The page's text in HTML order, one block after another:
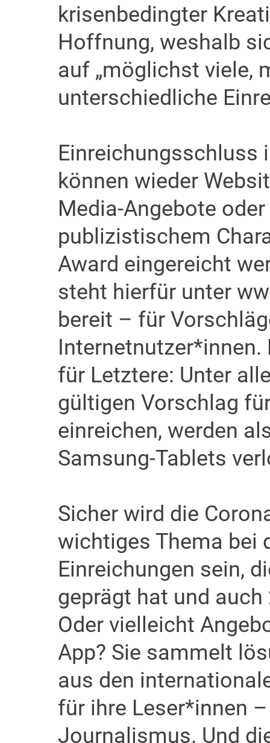
krisenbedingter
Hoffnung, weshalb
auf „möglichst viele,
unterschiedliche
Einreichungsschluss
können wieder
Media-Angebote
publizistischem
Award eingereicht
steht hierfür unter
bereit – für
für Letztere: Unter
gültigen Vorschlag
einreichen, werden
Samsung-Tablets
Sicher wird die
wichtiges Thema bei
Einreichungen sein,
geprägt hat und
Oder vielleicht
App? Sie sammelt
aus den
für ihre Leser*innen
Journalismus. Und